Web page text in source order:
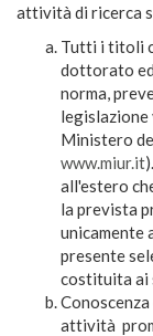
attività di ricerca
Tutti i titoli
dottorato
norma,
legislazione
Ministero
www.miur.it
all'estero
la prevista
unicamente
presente
costituita ai
attività